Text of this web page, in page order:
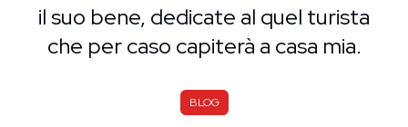
il suo bene, dedicate al quel turista
che per caso capiterà a casa mia.
BLOG